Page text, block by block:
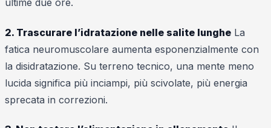
ultime due ore.
2. Trascurare l’idratazione nelle salite lunghe La
fatica neuromuscolare aumenta esponenzialmente con
la disidratazione. Su terreno tecnico, una mente meno
lucida significa più inciampi, più scivolate, più energia
sprecata in correzioni.